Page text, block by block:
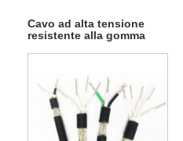
Cavo ad alta tensione
resistente alla gomma